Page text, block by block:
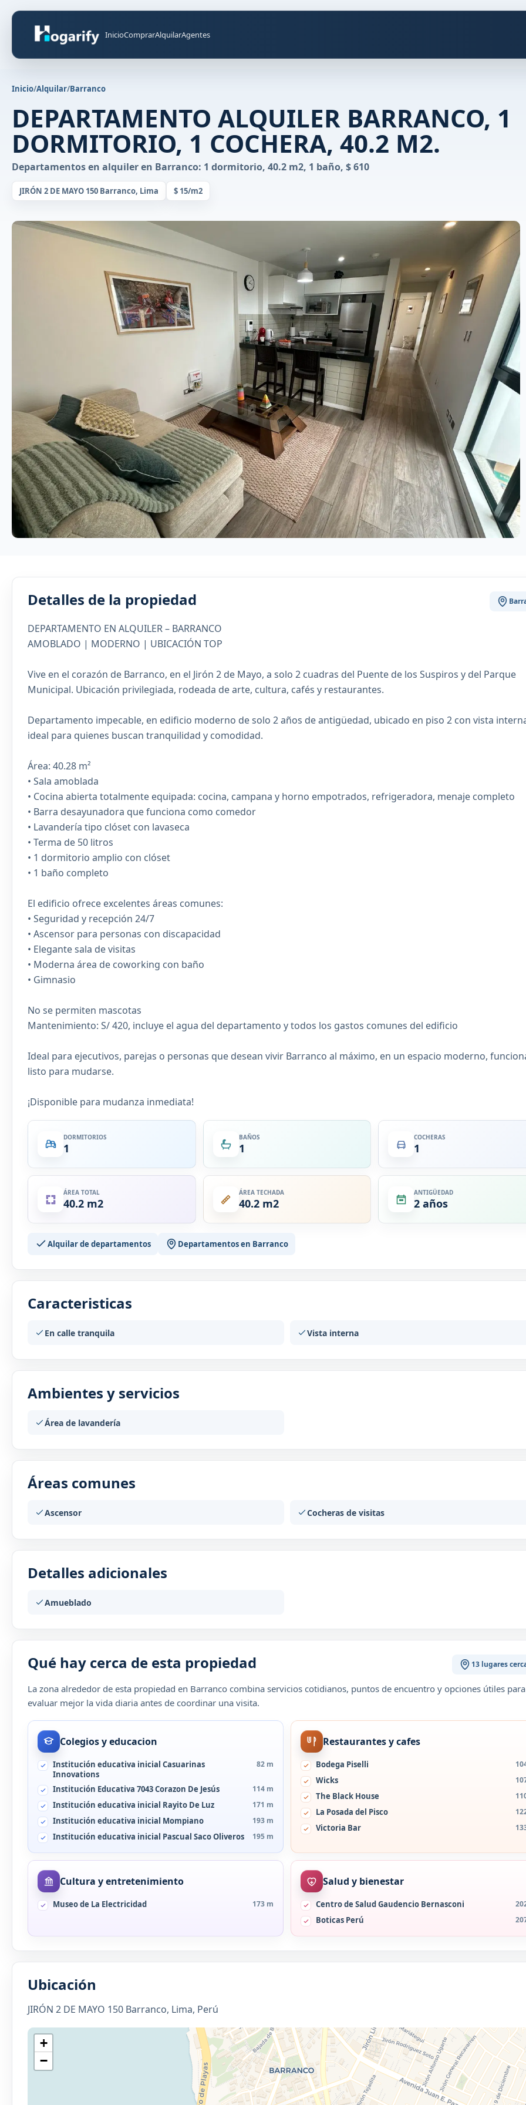
InicioComprarAlquilarAgentes
Inicio/Alquilar/Barranco
DEPARTAMENTO ALQUILER BARRANCO, 1
DORMITORIO, 1 COCHERA, 40.2 M2.
Departamentos en alquiler en Barranco: 1 dormitorio, 40.2 m2, 1 baño, $ 610
JIRÓN 2 DE MAYO 150 Barranco, Lima $ 15/m2
Detalles de la propiedad
DEPARTAMENTO EN ALQUILER – BARRANCO
AMOBLADO | MODERNO | UBICACIÓN TOP
Vive en el corazón de Barranco, en el Jirón 2 de Mayo, a solo 2 cuadras del Puente de los Suspiros y del Parque
Municipal. Ubicación privilegiada, rodeada de arte, cultura, cafés y restaurantes.
Departamento impecable, en edificio moderno de solo 2 años de antigüedad, ubicado en piso 2 con vista
ideal para quienes buscan tranquilidad y comodidad.
Área: 40.28 m²
• Sala amoblada
• Cocina abierta totalmente equipada: cocina, campana y horno empotrados, refrigeradora, menaje completo
• Barra desayunadora que funciona como comedor
• Lavandería tipo clóset con lavaseca
• Terma de 50 litros
• 1 dormitorio amplio con clóset
• 1 baño completo
El edificio ofrece excelentes áreas comunes:
• Seguridad y recepción 24/7
• Ascensor para personas con discapacidad
• Elegante sala de visitas
• Moderna área de coworking con baño
• Gimnasio
No se permiten mascotas
Mantenimiento: S/ 420, incluye el agua del departamento y todos los gastos comunes del edificio
Ideal para ejecutivos, parejas o personas que desean vivir Barranco al máximo, en un espacio moderno,
listo para mudarse.
¡Disponible para mudanza inmediata!
DORMITORIOS
1
BAÑOS
1
COCHERAS
1
ÁREA TOTAL
40.2 m2
ÁREA TECHADA
40.2 m2
ANTIGÜEDAD
2 años
Alquilar de departamentos Departamentos en Barranco
Caracteristicas
En calle tranquila Vista interna
Ambientes y servicios
Área de lavandería
Áreas comunes
Ascensor Cocheras de visitas
Detalles adicionales
Amueblado
Qué hay cerca de esta propiedad 13 lugares
La zona alrededor de esta propiedad en Barranco combina servicios cotidianos, puntos de encuentro y opciones útiles para
evaluar mejor la vida diaria antes de coordinar una visita.
Colegios y educacion
Institución educativa inicial Casuarinas
Innovations
82 m
Institución Educativa 7043 Corazon De Jesús 114 m
Institución educativa inicial Rayito De Luz 171 m
Institución educativa inicial Mompiano 193 m
Institución educativa inicial Pascual Saco Oliveros 195 m
Restaurantes y cafes
Bodega Piselli
Wicks
The Black House
La Posada del Pisco
Victoria Bar
Cultura y entretenimiento
Museo de La Electricidad 173 m
Salud y bienestar
Centro de Salud Gaudencio Bernasconi
Boticas Perú
Ubicación
JIRÓN 2 DE MAYO 150 Barranco, Lima, Perú
+
−